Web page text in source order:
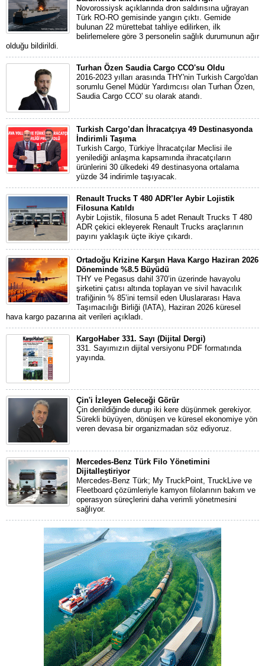
Novorossiysk açıklarında dron saldırısına uğrayan
Türk RO-RO gemisinde yangın çıktı. Gemide
bulunan 22 mürettebat tahliye edilirken, ilk
belirlemelere göre 3 personelin sağlık durumunun ağır
olduğu bildirildi.
Turhan Özen Saudia Cargo CCO'su Oldu
2016-2023 yılları arasında THY'nin Turkish Cargo'dan
sorumlu Genel Müdür Yardımcısı olan Turhan Özen,
Saudia Cargo CCO' su olarak atandı.
Turkish Cargo’dan İhracatçıya 49 Destinasyonda
İndirimli Taşıma
Turkish Cargo, Türkiye İhracatçılar Meclisi ile
yenilediği anlaşma kapsamında ihracatçıların
ürünlerini 30 ülkedeki 49 destinasyona ortalama
yüzde 34 indirimle taşıyacak.
Renault Trucks T 480 ADR’ler Aybir Lojistik
Filosuna Katıldı
Aybir Lojistik, filosuna 5 adet Renault Trucks T 480
ADR çekici ekleyerek Renault Trucks araçlarının
payını yaklaşık üçte ikiye çıkardı.
Ortadoğu Krizine Karşın Hava Kargo Haziran 2026
Döneminde %8.5 Büyüdü
THY ve Pegasus dahil 370’in üzerinde havayolu
şirketini çatısı altında toplayan ve sivil havacılık
trafiğinin % 85’ini temsil eden Uluslararası Hava
Taşımacılığı Birliği (IATA), Haziran 2026 küresel
hava kargo pazarına ait verileri açıkladı.
KargoHaber 331. Sayı (Dijital Dergi)
331. Sayımızın dijital versiyonu PDF formatında
yayında.
Çin'i İzleyen Geleceği Görür
Çin denildiğinde durup iki kere düşünmek gerekiyor.
Sürekli büyüyen, dönüşen ve küresel ekonomiye yön
veren devasa bir organizmadan söz ediyoruz.
Mercedes-Benz Türk Filo Yönetimini
Dijitalleştiriyor
Mercedes-Benz Türk; My TruckPoint, TruckLive ve
Fleetboard çözümleriyle kamyon filolarının bakım ve
operasyon süreçlerini daha verimli yönetmesini
sağlıyor.